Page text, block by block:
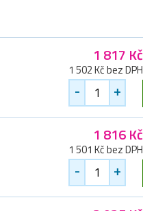
1 817 Kč
1 502 Kč bez DPH
- +
1 816 Kč
1 501 Kč bez DPH
- +